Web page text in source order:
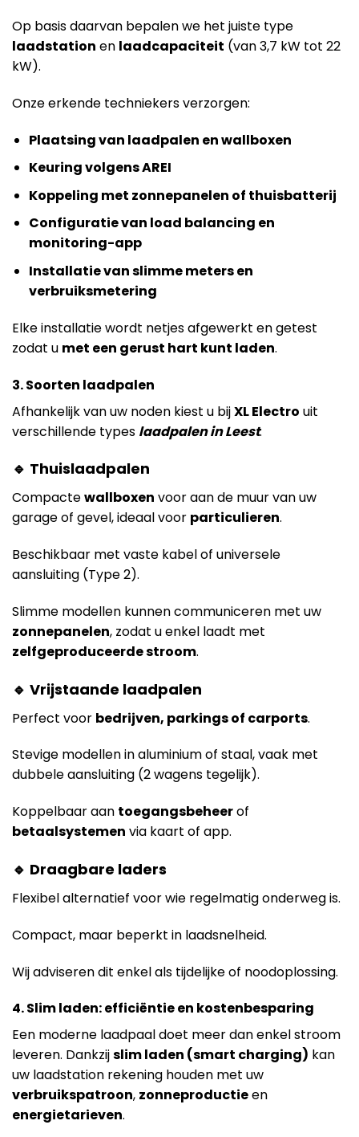
Op basis daarvan bepalen we het juiste type
laadstation en laadcapaciteit (van 3,7 kW tot 22
kW).
Onze erkende techniekers verzorgen:
Plaatsing van laadpalen en wallboxen
Keuring volgens AREI
Koppeling met zonnepanelen of thuisbatterij
Configuratie van load balancing en
monitoring-app
Installatie van slimme meters en
verbruiksmetering
Elke installatie wordt netjes afgewerkt en getest
zodat u met een gerust hart kunt laden.
3. Soorten laadpalen
Afhankelijk van uw noden kiest u bijXL Electro uit
verschillende types laadpalen in Leest:
🔹 Thuislaadpalen
Compactewallboxen voor aan de muur van uw
garage of gevel, ideaal voor particulieren.
Beschikbaar met vaste kabel of universele
aansluiting (Type 2).
Slimme modellen kunnen communiceren met uw
zonnepanelen, zodat u enkel laadt met
zelfgeproduceerde stroom.
🔹 Vrijstaande laadpalen
Perfect voor bedrijven, parkings of carports.
Stevige modellen in aluminium of staal, vaak met
dubbele aansluiting (2 wagens tegelijk).
Koppelbaar aan toegangsbeheerof
betaalsystemen via kaart of app.
🔹 Draagbare laders
Flexibel alternatief voor wie regelmatig onderweg is.
Compact, maar beperkt in laadsnelheid.
Wij adviseren dit enkel als tijdelijke of noodoplossing.
4. Slim laden: efficiëntie en kostenbesparing
Een moderne laadpaal doet meer dan enkel stroom
leveren. Dankzijslim laden (smart charging) kan
uw laadstation rekening houden met uw
verbruikspatroon, zonneproductieen
energietarieven.